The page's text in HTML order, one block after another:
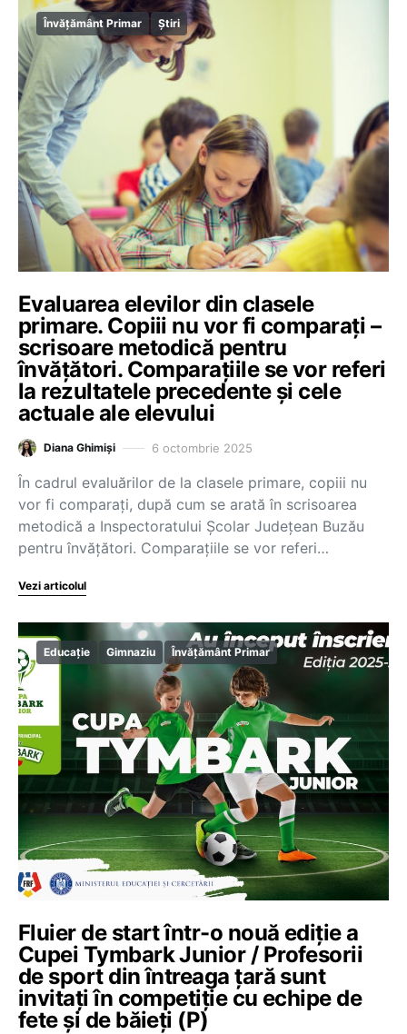
Învățământ Primar Știri
Evaluarea elevilor din clasele
primare. Copiii nu vor fi comparați –
scrisoare metodică pentru
învățători. Comparațiile se vor referi
la rezultatele precedente şi cele
actuale ale elevului
Diana Ghimiși 6 octombrie 2025
În cadrul evaluărilor de la clasele primare, copiii nu
vor fi comparați, după cum se arată în scrisoarea
metodică a Inspectoratului Școlar Județean Buzău
pentru învățători. Comparațiile se vor referi…
Vezi articolul
Educație Gimnaziu Învățământ Primar
Fluier de start într-o nouă ediție a
Cupei Tymbark Junior / Profesorii
de sport din întreaga țară sunt
invitați în competiție cu echipe de
fete și de băieți (P)